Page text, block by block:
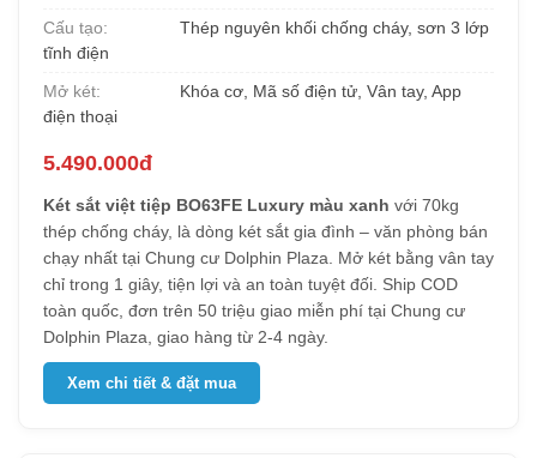
Cấu tạo:
Thép nguyên khối chống cháy, sơn 3 lớp
tĩnh điện
Mở két:
Khóa cơ, Mã số điện tử, Vân tay, App
điện thoại
5.490.000đ
Két sắt việt tiệp BO63FE Luxury màu xanh với 70kg
thép chống cháy, là dòng két sắt gia đình – văn phòng bán
chạy nhất tại Chung cư Dolphin Plaza. Mở két bằng vân tay
chỉ trong 1 giây, tiện lợi và an toàn tuyệt đối. Ship COD
toàn quốc, đơn trên 50 triệu giao miễn phí tại Chung cư
Dolphin Plaza, giao hàng từ 2-4 ngày.
Xem chi tiết & đặt mua